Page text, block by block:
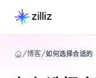
博客 如何选择合适